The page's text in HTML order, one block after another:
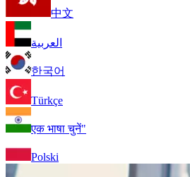
中文
العربية
한국어
Türkçe
एक भाषा चुनें"
Polski